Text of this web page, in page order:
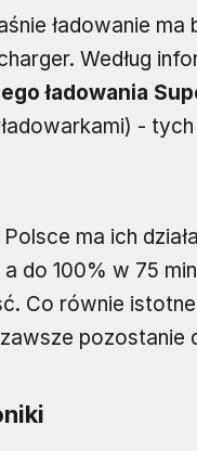
ładowanie
Według
ładowania
-
ma ich
do 100% w 75
Co równie
pozostanie